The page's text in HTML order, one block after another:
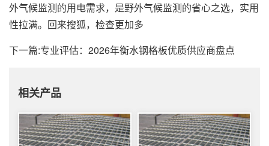
外气候监测的用电需求，是野外气候监测的省心之选，实用
性拉满。回来搜狐，检查更加多
下一篇:专业评估：2026年衡水钢格板优质供应商盘点
相关产品